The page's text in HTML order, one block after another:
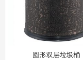
圆形双层垃圾桶